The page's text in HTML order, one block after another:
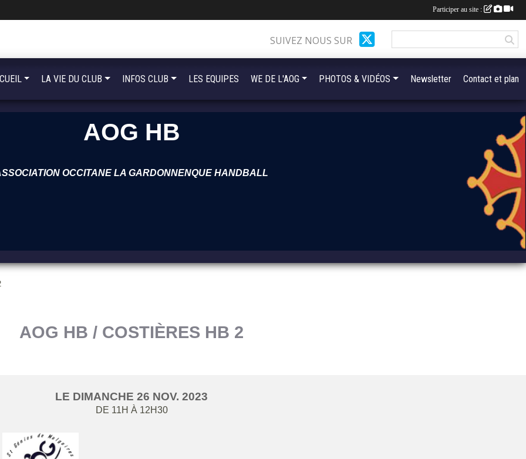
AOG HB
OCCITANE LA GARDONNENQUE HANDBALL
AOG HB / COSTIÈRES HB 2
LE DIMANCHE 26 NOV. 2023
DE 11H À 12H30
SUIVEZ NOUS SUR
LA VIE DU CLUB INFOS CLUB LES EQUIPES WE DE L'AOG PHOTOS & VIDÉOS Newsletter Contact et plan
Participer au site :